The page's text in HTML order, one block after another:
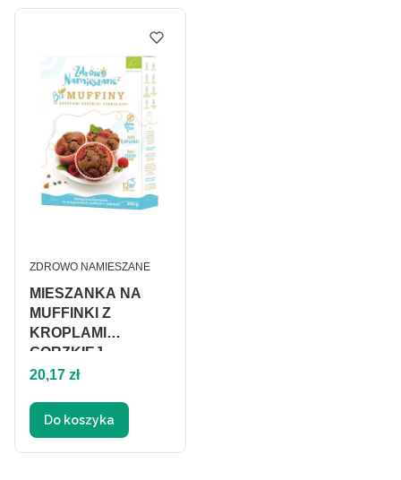
MIESZANKA NA
MUFFINKI Z
KROPLAMI
GORZKIEJ
CZEKOLADY
BIO 300 g -
ZDROWO
NAMIESZANE
PRODUCENT
ZDROWO NAMIESZANE
Cena
20,17 zł
Do koszyka